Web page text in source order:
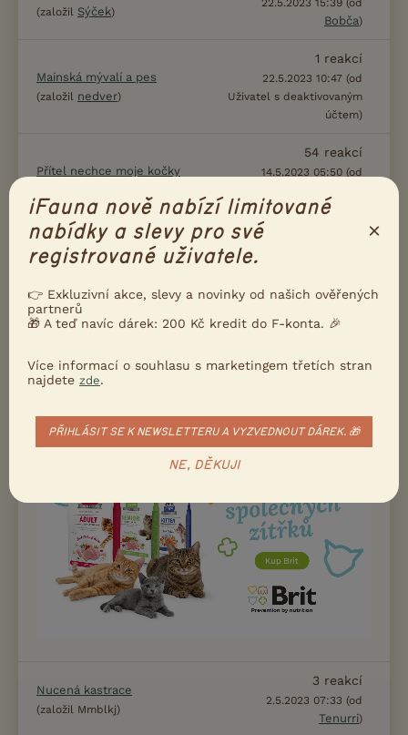
(založil Sýček)
22.5.2023 15:39 (od
Bobča)
Mainská mývalí a pes
(založil nedver)
1 reakcí
22.5.2023 10:47 (od
Uživatel s deaktivovaným
účtem)
Přítel nechce moje kočky
54 reakcí
14.5.2023 05:50 (od
účtem)
Kristýnka
Kotě, pohlaví 2 reakcí
Očkování dospělé kočky
s deaktivovaným účtem)
Nucená kastrace
(založil Mmblkj)
3 reakcí
2.5.2023 07:33 (od
Tenurri)
iFauna nově nabízí limitované
nabídky a slevy pro své
registrované uživatele.
×
👉 Exkluzivní akce, slevy a novinky od našich ověřených
partnerů
🎁 A teď navíc dárek: 200 Kč kredit do F-konta. 🎉
Více informací o souhlasu s marketingem třetích stran
najdete zde.
PŘIHLÁSIT SE K NEWSLETTERU A VYZVEDNOUT DÁREK. 🎁
NE, DĚKUJI